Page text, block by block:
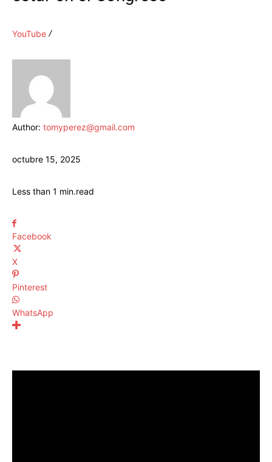
YouTube
Author: tomyperez@gmail.com
octubre 15, 2025
Less than 1 min.read
Facebook
X
Pinterest
WhatsApp